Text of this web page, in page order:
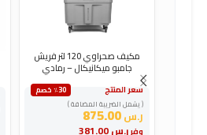
مكيف صحراوي 120 لتر فريش
جامبو ميكانيكال – رمادي
سعر المنتج
٪30 خصم
( يشمل الضريبة المضافة )
ر.س875.00
وفرر.س